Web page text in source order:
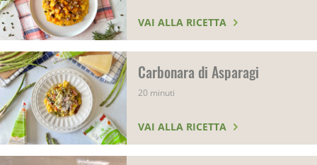
VAI ALLA RICETTA
Carbonara di Asparagi
20 minuti
VAI ALLA RICETTA